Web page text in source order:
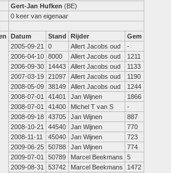
Gert-Jan Hufken (BE)
0 keer van eigenaar
Datum Stand Rijder
Gem
2005-09-21
0 Allert Jacobs oud
-
2006-04-10 8000 Allert Jacobs oud
1211
2006-09-30
14443 Allert Jacobs oud
1133
2007-03-19 21097 Allert Jacobs oud
1190
2008-05-09 38149 Allert Jacobs oud
1244
2008-07-01
41401 Jan Wijnen
1866
2008-07-01
41400 Michel T van S
-
2008-09-18 43705 Jan Wijnen
887
2008-10-21
44540 Jan Wijnen
770
2008-11-11
45040 Jan Wijnen
723
2009-06-25 50788 Jan Wijnen
774
2009-07-01
50789 Marcel Beekmans
5
2009-08-31
53742 Marcel Beekmans
1472